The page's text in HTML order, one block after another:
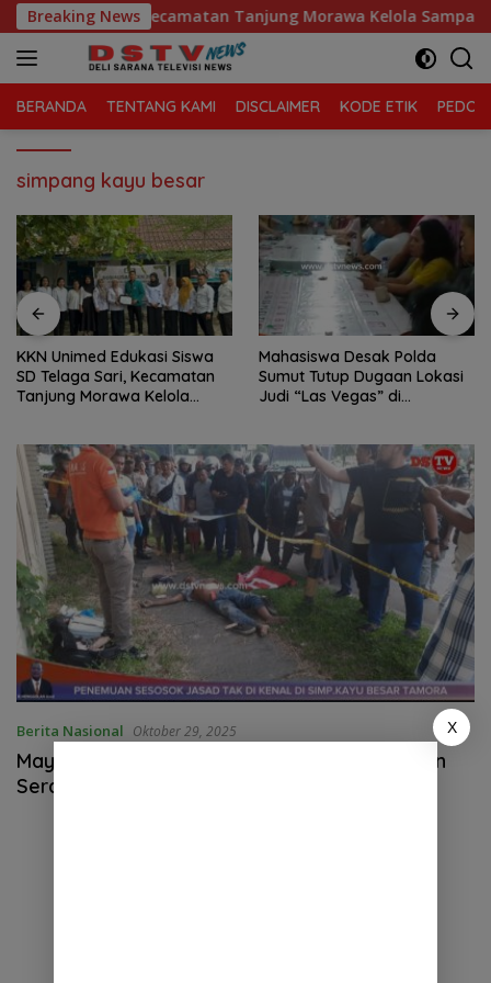
Langsung
ke
konten
Breaking News
Telaga Sari, Kecamatan Tanjung Morawa Kelola Sampah
BERANDA TENTANG KAMI DISCLAIMER KODE ETIK
simpang kayu besar
KKN Unimed Edukasi Siswa
SD Telaga Sari, Kecamatan
Tanjung Morawa Kelola
Mahasiswa Desak Polda
Sumut Tutup Dugaan Lokasi
Judi “Las Vegas” di
Berita Nasional Oktober 29, 2025
Mayat Lelaki Ditemukan di Pinggir Jalan Sutan
Serdang, Tanjung Morawa
X